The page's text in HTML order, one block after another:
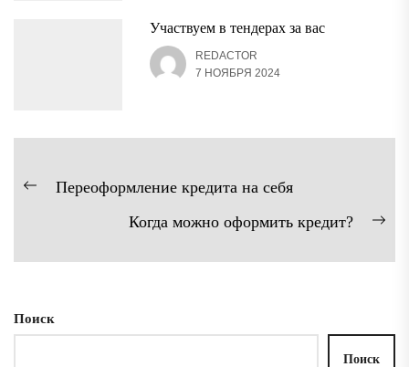
Участвуем в тендерах за вас
REDACTOR
7 НОЯБРЯ 2024
Навигация
Предыдущая
Переоформление кредита на себя
Когда можно оформить кредит?
Поиск
Поиск